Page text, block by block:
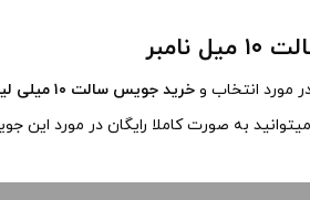
مورد انتخاب و خرید جویس سالت ۱۰ میلی لیتری دینر لیدی
به صورت کاملا رایگان در مورد این